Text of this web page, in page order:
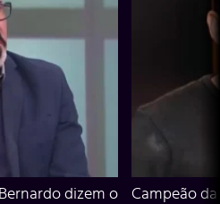
dizem o
Campeão